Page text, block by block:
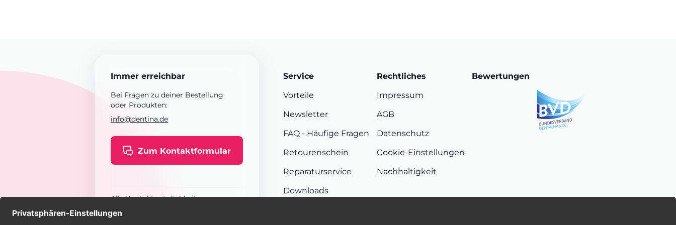
Immer erreichbar
Bei Fragen zu deiner Bestellung
oder Produkten:
info@dentina.de
Zum Kontaktformular
Alle Kontaktmöglichkeiten
Service
Vorteile
Newsletter
FAQ - Häufige Fragen
Retourenschein
Reparaturservice
Downloads
Rechtliches
Impressum
AGB
Datenschutz
Cookie-Einstellungen
Nachhaltigkeit
Bewertungen